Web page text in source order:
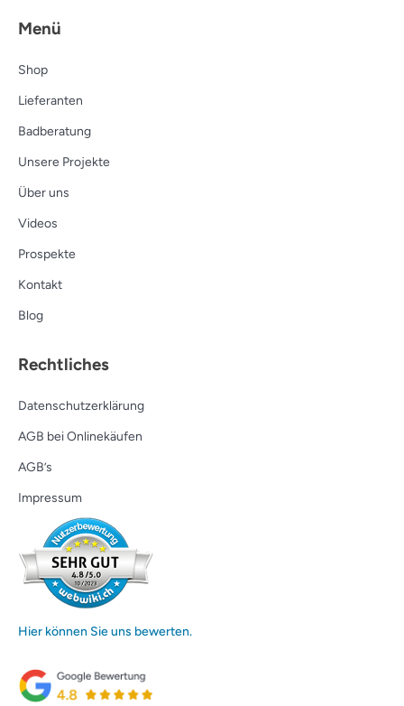
Menü
Shop
Lieferanten
Badberatung
Unsere Projekte
Über uns
Videos
Prospekte
Kontakt
Blog
Rechtliches
Datenschutzerklärung
AGB bei Onlinekäufen
AGB’s
Impressum
Hier können Sie uns bewerten.